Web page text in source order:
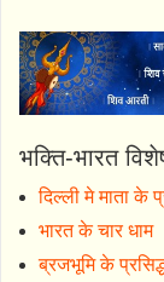
भक्ति-भारत
दिल्ली मे माता के
भारत के चार धाम
ब्रजभूमि के